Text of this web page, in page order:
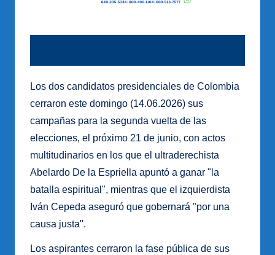
Los dos candidatos presidenciales de Colombia
cerraron este domingo (14.06.2026) sus
campañas para la segunda vuelta de las
elecciones, el próximo 21 de junio, con actos
multitudinarios en los que el ultraderechista
Abelardo De la Espriella apuntó a ganar "la
batalla espiritual", mientras que el izquierdista
Iván Cepeda aseguró que gobernará "por una
causa justa".
Los aspirantes cerraron la fase pública de sus